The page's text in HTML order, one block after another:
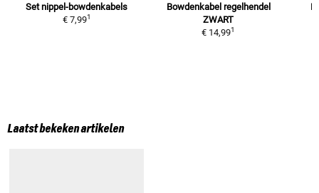
Set nippel-bowdenkabels
€ 7,991
Bowdenkabel regelhendel
ZWART
€ 14,991
Laatst bekeken artikelen